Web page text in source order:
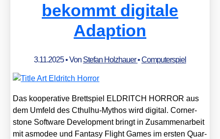
bekommt digitale
Adaption
3.11.2025• Von Stefan Holzhauer•Computerspiel
Das koope­ra­ti­ve Brett­spiel ELDRITCH HORROR aus
dem Umfeld des Cthul­hu-Mythos wird digi­tal. Cor­ner­
stone Soft­ware Deve­lo­p­ment bringt in Zusam­men­ar­beit
mit asmo­dee und Fan­ta­sy Flight Games im ers­ten Quar­